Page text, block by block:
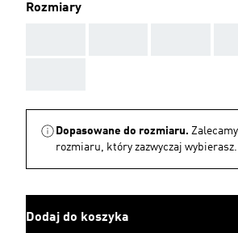
Rozmiary
Dopasowane do rozmiaru.
rozmiaru, który zazwyczaj wybierasz.
Dodaj do koszyka